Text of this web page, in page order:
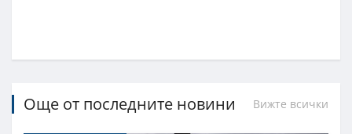
Още от последните новини Вижте всички